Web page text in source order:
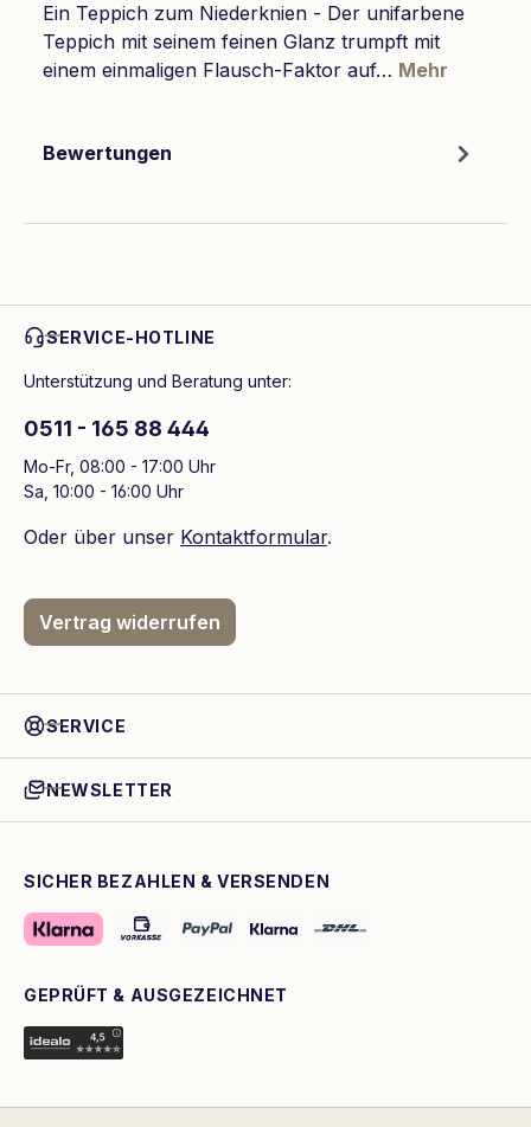
Ein Teppich zum Niederknien - Der unifarbene
Teppich mit seinem feinen Glanz trumpft mit
einem einmaligen Flausch-Faktor auf… Mehr
Bewertungen
SERVICE-HOTLINE
Unterstützung und Beratung unter:
0511 - 165 88 444
Mo-Fr, 08:00 - 17:00 Uhr
Sa, 10:00 - 16:00 Uhr
Oder über unser Kontaktformular.
Vertrag widerrufen
SERVICE
NEWSLETTER
SICHER BEZAHLEN & VERSENDEN
GEPRÜFT & AUSGEZEICHNET